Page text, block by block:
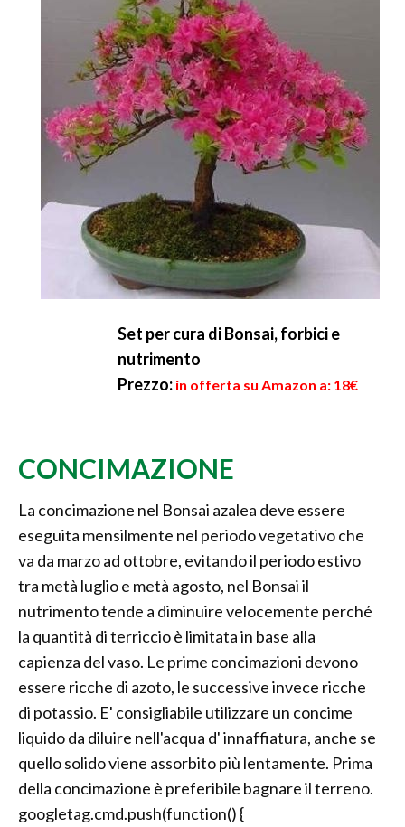
Set per cura di Bonsai, forbici e
nutrimento
Prezzo: in offerta su Amazon a: 18€
CONCIMAZIONE
La concimazione nel Bonsai azalea deve essere
eseguita mensilmente nel periodo vegetativo che
va da marzo ad ottobre, evitando il periodo estivo
tra metà luglio e metà agosto, nel Bonsai il
nutrimento tende a diminuire velocemente perché
la quantità di terriccio è limitata in base alla
capienza del vaso. Le prime concimazioni devono
essere ricche di azoto, le successive invece ricche
di potassio. E' consigliabile utilizzare un concime
liquido da diluire nell'acqua d' innaffiatura, anche se
quello solido viene assorbito più lentamente. Prima
della concimazione è preferibile bagnare il terreno.
googletag.cmd.push(function() {